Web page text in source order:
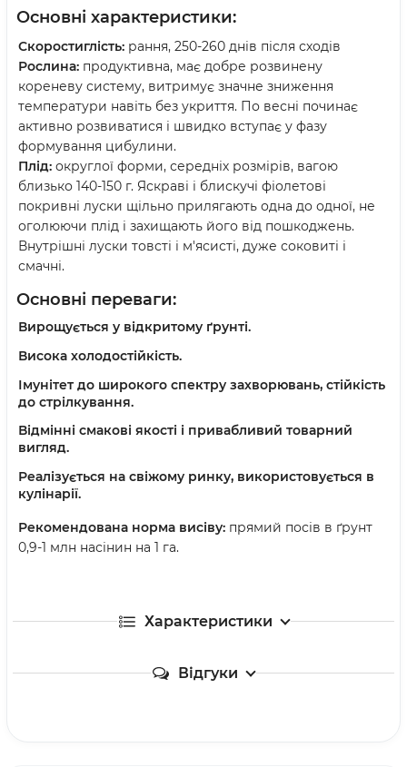
Основні характеристики:
Скоростиглість: рання, 250-260 днів після сходів
Рослина: продуктивна, має добре розвинену
кореневу систему, витримує значне зниження
температури навіть без укриття. По весні починає
активно розвиватися і швидко вступає у фазу
формування цибулини.
Плід: округлої форми, середніх розмірів, вагою
близько 140-150 г. Яскраві і блискучі фіолетові
покривні луски щільно прилягають одна до одної, не
оголюючи плід і захищають його від пошкоджень.
Внутрішні луски товсті і м'ясисті, дуже соковиті і
смачні.
Основні переваги:
Вирощується у відкритому ґрунті.
Висока холодостійкість.
Імунітет до широкого спектру захворювань, стійкість
до стрілкування.
Відмінні смакові якості і привабливий товарний
вигляд.
Реалізується на свіжому ринку, використовується в
кулінарії.
Рекомендована норма висіву: прямий посів в ґрунт
0,9-1 млн насінин на 1 га.
Характеристики
Відгуки